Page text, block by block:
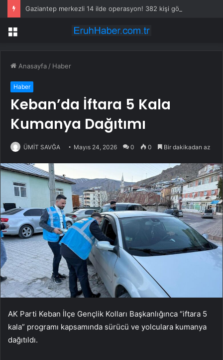
Menü
Anasayfa / Haber
Haber
Keban’da İftara 5 Kala
Kumanya Dağıtımı
ÜMİT SAVĞA Mayıs 24, 2026 0 0 Bir dakikadan az
AK Parti Keban İlçe Gençlik Kolları Başkanlığınca “iftara 5
kala” programı kapsamında sürücü ve yolculara kumanya
dağıtıldı.